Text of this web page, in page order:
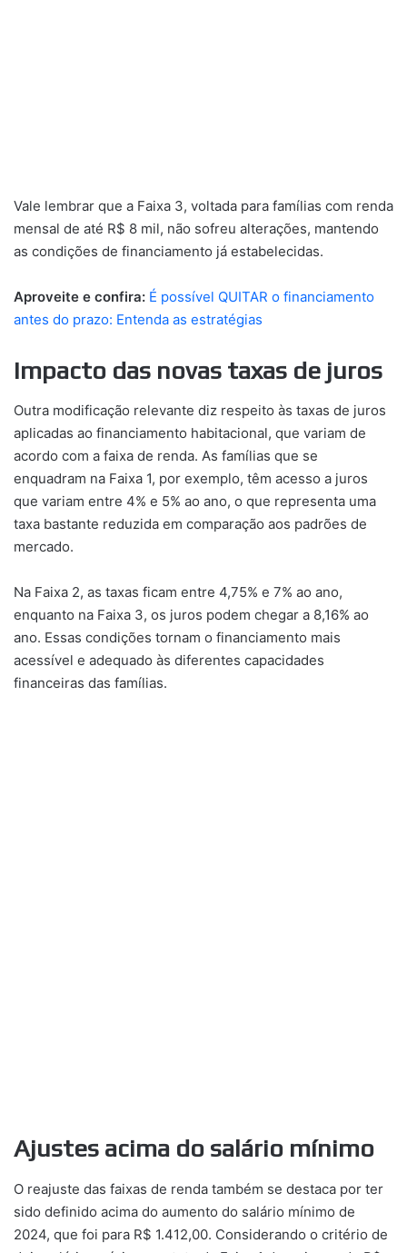
Vale lembrar que a Faixa 3, voltada para famílias com renda
mensal de até R$ 8 mil, não sofreu alterações, mantendo
as condições de financiamento já estabelecidas.
Aproveite e confira: É possível QUITAR o financiamento
antes do prazo: Entenda as estratégias
Impacto das novas taxas de juros
Outra modificação relevante diz respeito às taxas de juros
aplicadas ao financiamento habitacional, que variam de
acordo com a faixa de renda. As famílias que se
enquadram na Faixa 1, por exemplo, têm acesso a juros
que variam entre 4% e 5% ao ano, o que representa uma
taxa bastante reduzida em comparação aos padrões de
mercado.
Na Faixa 2, as taxas ficam entre 4,75% e 7% ao ano,
enquanto na Faixa 3, os juros podem chegar a 8,16% ao
ano. Essas condições tornam o financiamento mais
acessível e adequado às diferentes capacidades
financeiras das famílias.
Ajustes acima do salário mínimo
O reajuste das faixas de renda também se destaca por ter
sido definido acima do aumento do salário mínimo de
2024, que foi para R$ 1.412,00. Considerando o critério de